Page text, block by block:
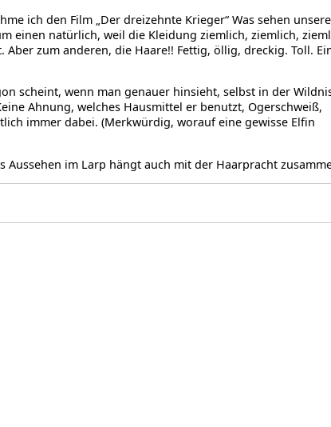
ich den Film „Der dreizehnte Krieger“ Was sehen
einen natürlich, weil die Kleidung ziemlich, ziemlich,
zum anderen, die Haare!! Fettig, öllig, dreckig. Toll.
scheint, wenn man genauer hinsieht, selbst in der
Ahnung, welches Hausmittel er benutzt, Ogerschweiß,
immer dabei. (Merkwürdig, worauf eine gewisse Elfin
Aussehen im Larp hängt auch mit der Haarpracht